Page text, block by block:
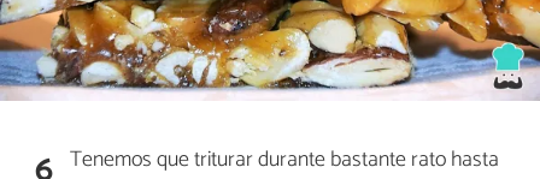
Tenemos que triturar durante bastante rato hasta